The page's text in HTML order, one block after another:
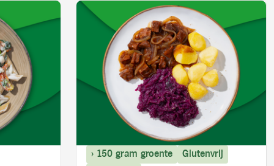
> 150 gram groente
Glutenvrij